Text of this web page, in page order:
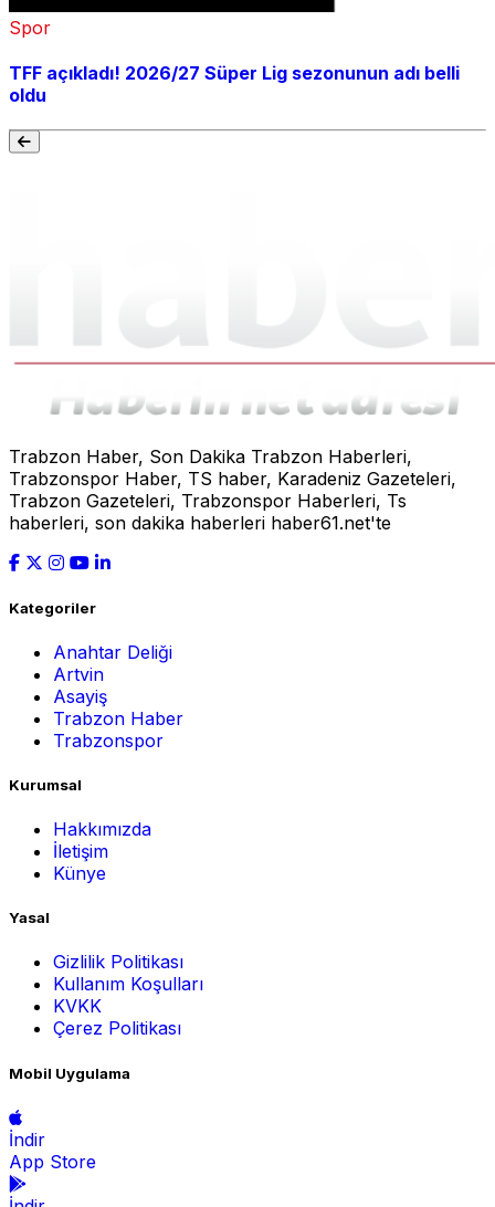
Spor
TFF açıkladı! 2026/27 Süper Lig sezonunun adı belli
oldu
Trabzon Haber, Son Dakika Trabzon Haberleri,
Trabzonspor Haber, TS haber, Karadeniz Gazeteleri,
Trabzon Gazeteleri, Trabzonspor Haberleri, Ts
haberleri, son dakika haberleri haber61.net'te
Kategoriler
Anahtar Deliği
Artvin
Asayiş
Trabzon Haber
Trabzonspor
Kurumsal
Hakkımızda
İletişim
Künye
Yasal
Gizlilik Politikası
Kullanım Koşulları
KVKK
Çerez Politikası
Mobil Uygulama
İndir
App Store